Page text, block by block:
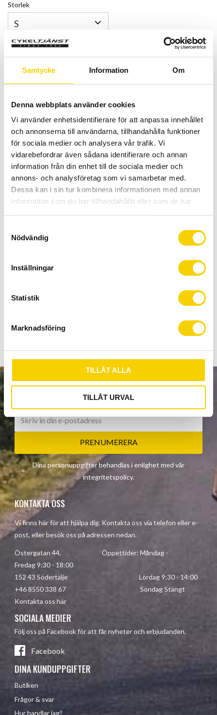
Samtycke Information Om
Denna webbplats använder cookies
Vi använder enhetsidentifierare för att anpassa innehållet
och annonserna till användarna, tillhandahålla funktioner
för sociala medier och analysera vår trafik. Vi
vidarebefordrar även sådana identifierare och annan
information från din enhet till de sociala medier och
annons- och analysföretag som vi samarbetar med.
Dessa kan i sin tur kombinera informationen med annan
information som du har tillhandahållit eller som de har
Nödvändig
Inställningar
Statistik
Marknadsföring
TILLÅT ALLA
TILLÅT URVAL
Storlek
Certifierad cykelservice & Shimano Service Center
Allt inom cykel på ett ställe
Kunnig personal och hög kundnöjdhet
Lagerstatus
Beställningsvara
Artikelnr
3007S
Tillv. artikelnr
GGCYSTRUMERI
Den tunna Merino Ull strumpan är tillverkad av 50%
merinoull och utformad för aktivt bruk. En
isolering gör den idealisk för en mängd olika förhållanden
Den tunna Merino Ull strumpan erbjuder en perfekt
NYHETSBREV
PRENUMERERA
Dina personuppgifter behandlas i enlighet med vår
integritetspolicy.
KONTAKTA OSS
Vi finns här för att hjälpa dig. Kontakta oss via telefon eller e-
post, eller besök oss på adressen nedan.
Östergatan 44, Öppettider: Måndag -
Fredag 9:30 - 18:00
152 43 Södertälje Lördag 9:30 - 14:00
+46 8550 338 67 Söndag Stängt
Kontakta oss här
SOCIALA MEDIER
Följ oss på Facebook för att får nyheter och erbjudanden.
Facebook
DINA KUNDUPPGIFTER
Butiken
Frågor & svar
Hur handlar jag?